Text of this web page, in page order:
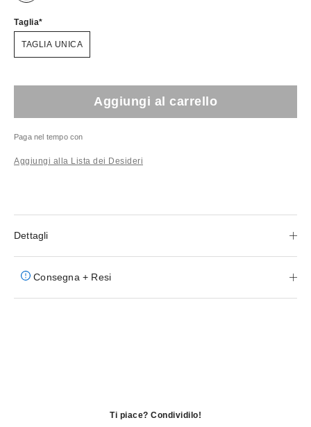
Taglia
TAGLIA UNICA
Aggiungi al carrello
Paga nel tempo con
Aggiungi alla Lista dei Desideri
Dettagli
Consegna + Resi
Ti piace? Condividilo!